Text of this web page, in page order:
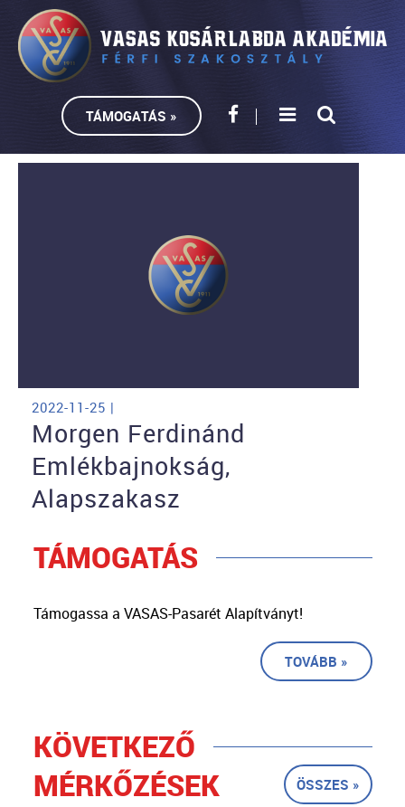
TÁMOGATÁS »
2022-11-25 |
Morgen Ferdinánd
Emlékbajnokság,
Alapszakasz
TÁMOGATÁS
Támogassa a VASAS-Pasarét Alapítványt!
TOVÁBB »
KÖVETKEZŐ
MÉRKŐZÉSEK
ÖSSZES »